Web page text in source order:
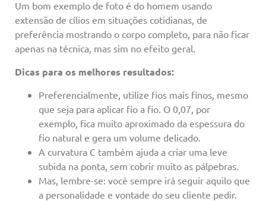
Um bom exemplo de foto é do homem usando
extensão de cílios em situações cotidianas, de
preferência mostrando o corpo completo, para não ficar
apenas na técnica, mas sim no efeito geral.
Dicas para os melhores resultados:
Preferencialmente, utilize fios mais finos, mesmo
que seja para aplicar fio a fio. O 0,07, por
exemplo, fica muito aproximado da espessura do
fio natural e gera um volume delicado.
A curvatura C também ajuda a criar uma leve
subida na ponta, sem cobrir muito as pálpebras.
Mas, lembre-se: você sempre irá seguir aquilo que
a personalidade e vontade do seu cliente pedir.